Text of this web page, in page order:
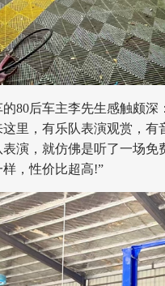
后车主李先生感触颇深
里，有乐队表演观赏，有
演，就仿佛是听了一场免
，性价比超高!”